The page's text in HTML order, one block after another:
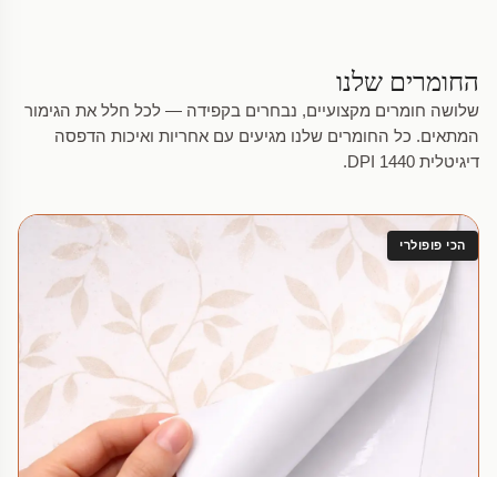
החומרים שלנו
שלושה חומרים מקצועיים, נבחרים בקפידה — לכל חלל את הגימור
המתאים. כל החומרים שלנו מגיעים עם אחריות ואיכות הדפסה
דיגיטלית 1440 DPI.
הכי פופולרי